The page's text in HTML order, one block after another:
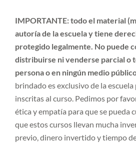
IMPORTANTE:todo el material
autoría de la escuela y tiene
protegido legalmente. No puede
distribuirse ni venderse parcial o
persona o en ningún medio
brindado es exclusivo de la
inscritas al curso. Pedimos por
ética y empatía para que se pueda
que estos cursos llevan mucha
previo, dinero invertido y tiempo